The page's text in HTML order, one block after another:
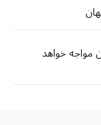
مواجه خواهد